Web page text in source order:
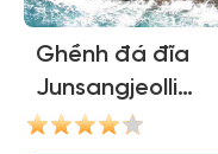
Ghềnh đá đĩa
Junsangjeolli
(Jusangjeolli